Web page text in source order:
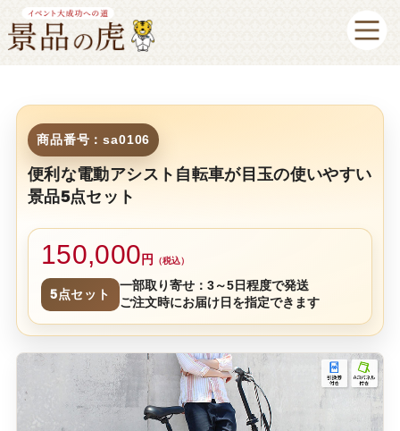
商品番号：sa0106
便利な電動アシスト自転車が目玉の使いやすい
景品5点セット
150,000 円 （税込）
5点セット
一部取り寄せ：3～5日程度で発送
ご注文時にお届け日を指定できます